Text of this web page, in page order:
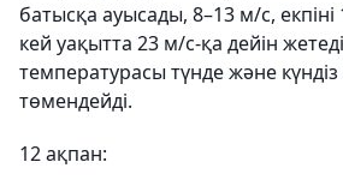
батысқа ауысады, 8–13 м/с,
кей уақытта 23 м/с-қа дейін
температурасы түнде және күндіз
төмендейді.
12 ақпан: